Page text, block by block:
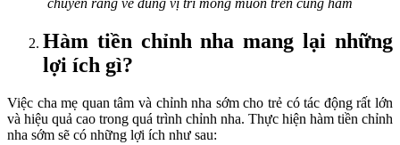
chuyển răng về đúng vị trí mong muốn trên cung hàm
Hàm tiền chỉnh nha mang lại những
lợi ích gì?
Việc cha mẹ quan tâm và chỉnh nha sớm cho trẻ có tác động rất lớn
và hiệu quả cao trong quá trình chỉnh nha. Thực hiện hàm tiền chỉnh
nha sớm sẽ có những lợi ích như sau: